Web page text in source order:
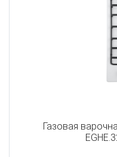
Газовая